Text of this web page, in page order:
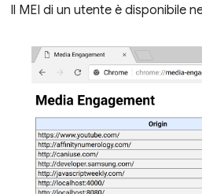
Il MEI di un utente è disponibile